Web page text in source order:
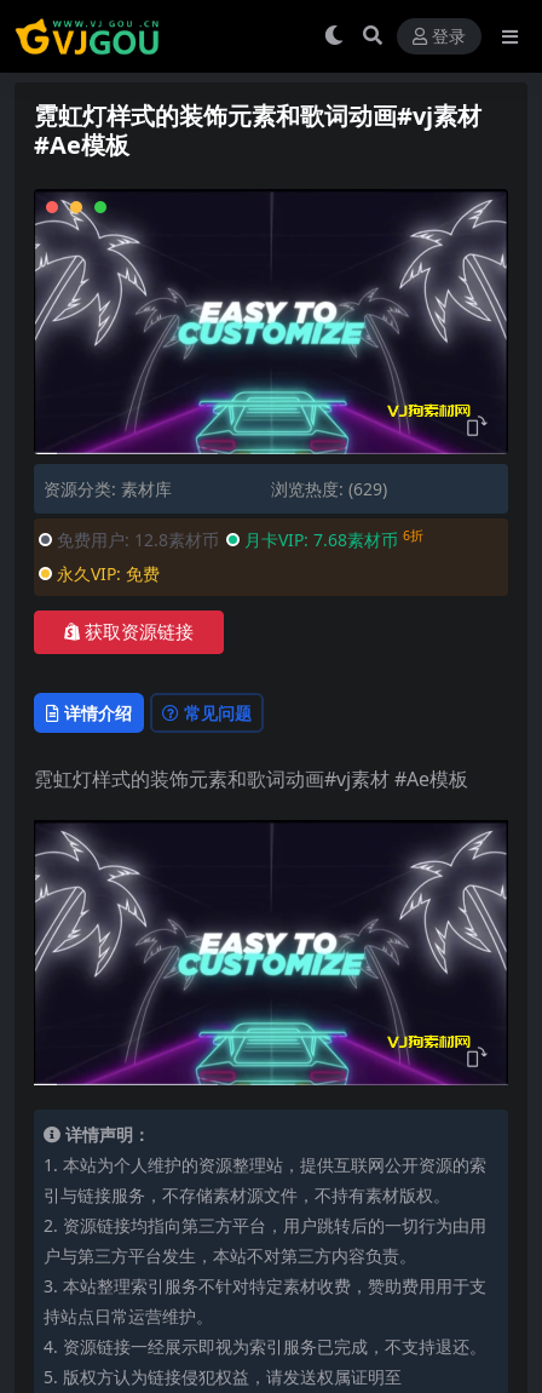
登录
霓虹灯样式的装饰元素和歌词动画#vj素材
#Ae模板
资源分类: 素材库 浏览热度: (629)
免费用户: 12.8素材币 月卡VIP: 7.68素材币 6折
永久VIP: 免费
获取资源链接
详情介绍 常见问题
霓虹灯样式的装饰元素和歌词动画#vj素材 #Ae模板
详情声明：
1. 本站为个人维护的资源整理站，提供互联网公开资源的索
引与链接服务，不存储素材源文件，不持有素材版权。
2. 资源链接均指向第三方平台，用户跳转后的一切行为由用
户与第三方平台发生，本站不对第三方内容负责。
3. 本站整理索引服务不针对特定素材收费，赞助费用用于支
持站点日常运营维护。
4. 资源链接一经展示即视为索引服务已完成，不支持退还。
5. 版权方认为链接侵犯权益，请发送权属证明至